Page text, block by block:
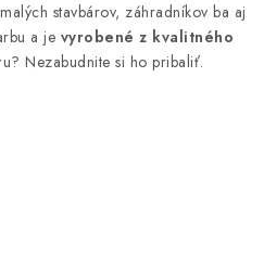
stavbárov, záhradníkov ba aj
a je vyrobené z kvalitného
Nezabudnite si ho pribaliť.